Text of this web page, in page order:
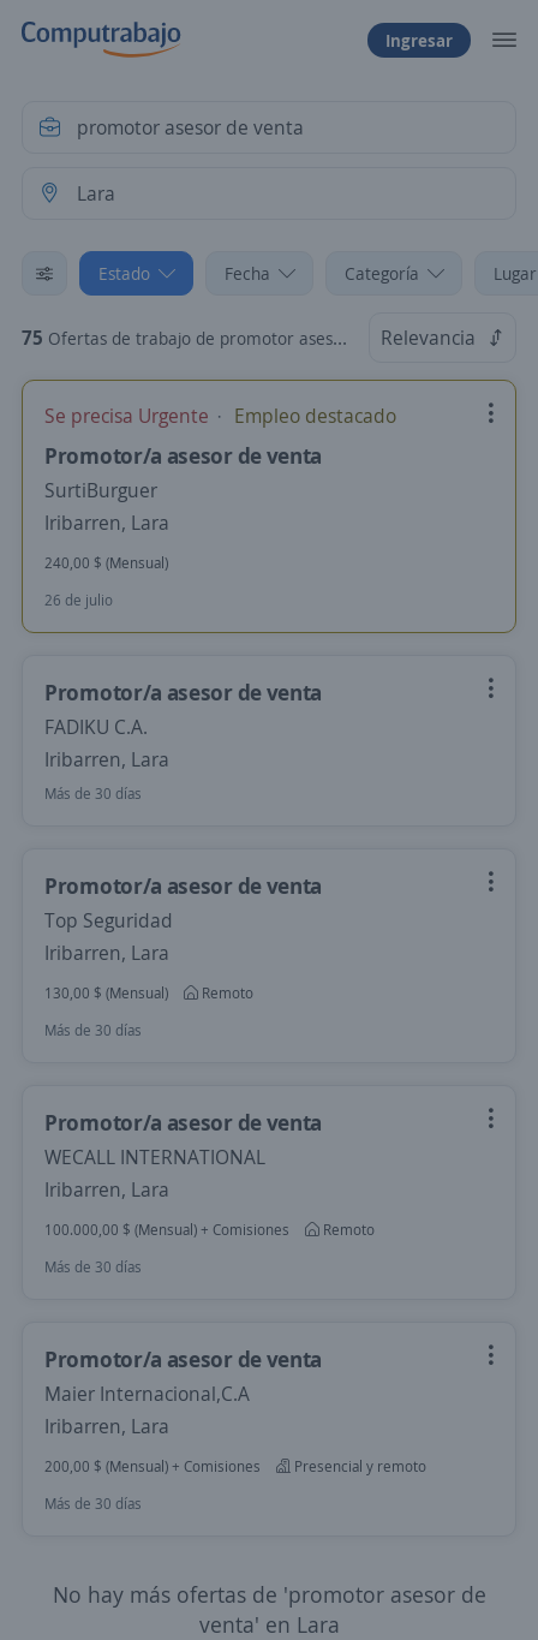
Ingresar
Estado Fecha Categoría
75 Ofertas de trabajo de promotor asesor de venta en Lara Relevancia
Se precisa Urgente Empleo destacado
Promotor/a asesor de venta
SurtiBurguer
Iribarren, Lara
240,00 $ (Mensual)
26 de julio
Promotor/a asesor de venta
FADIKU C.A.
Iribarren, Lara
Más de 30 días
Promotor/a asesor de venta
Top Seguridad
Iribarren, Lara
130,00 $ (Mensual)
Remoto
Más de 30 días
Promotor/a asesor de venta
WECALL INTERNATIONAL
Iribarren, Lara
100.000,00 $ (Mensual) + Comisiones
Remoto
Más de 30 días
Promotor/a asesor de venta
Maier Internacional,C.A
Iribarren, Lara
200,00 $ (Mensual) + Comisiones
Presencial y remoto
Más de 30 días
No hay más ofertas de 'promotor asesor de
venta' en Lara